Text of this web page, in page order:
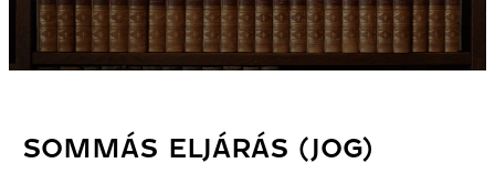
SOMMÁS ELJÁRÁS (JOG)